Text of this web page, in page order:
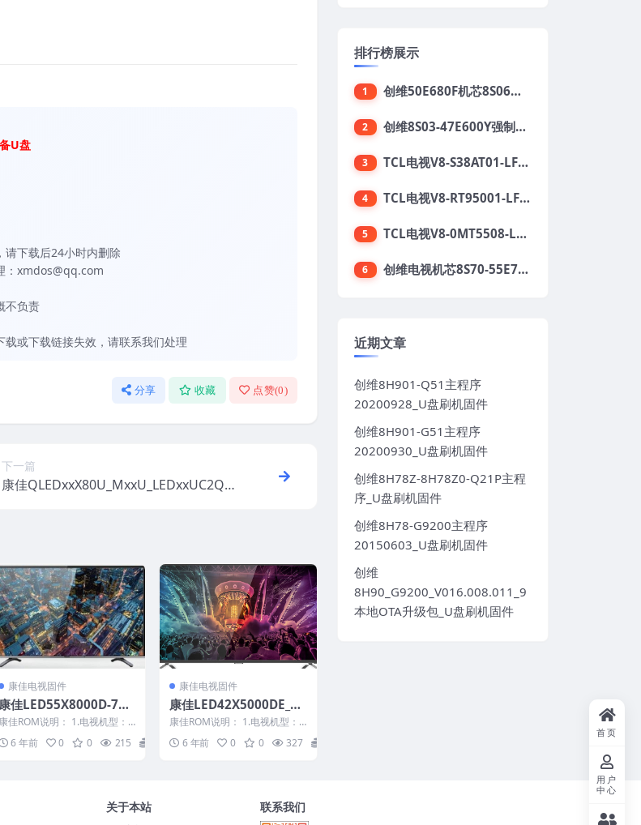
U盘
请下载后24小时内删除
：xmdos@qq.com
不负责
或下载链接失效，请联系我们处理
分享 收藏 点赞(0)
下一篇
康佳QLEDxxX80U_MxxU_LEDxxUC2Q_L
康佳电视固件
康佳LED55X8000D-710
01697(LTA550HQ16)-9
9009093-V1.1.17原厂系
刷机电视固件包下载
康佳ROM说明： 1.电视机型：L
ED55X8000D 2.物料号：9900
6 年前 0 0 215
康佳电视固件
康佳LED42X5000DE_99
010101-V1.1.10_71002
060原厂系统刷机电视固
件包下载
康佳ROM说明： 1.电视机型：L
ED42X5000DE 2.物料号：990
10...6 年前 0 0 327
排行榜展示
1 创维50E680F机芯8S06强制升级刷机包
2 创维8S03-47E600Y强制升级软件刷机电视固件包
3 TCL电视V8-S38AT01-LF1V123版本强刷电视固件包下载
4 TCL电视V8-RT95001-LF1V215版本强刷电视固件包下载
5 TCL电视V8-0MT5508-LF1V362版本强刷电视固件包下载
6 创维电视机芯8S70-55E710S系列酷开5.05刷机固件
近期文章
创维8H901-Q51主程序
20200928_U盘刷机固件
创维8H901-G51主程序
20200930_U盘刷机固件
创维8H78Z-8H78Z0-Q21P主程
序_U盘刷机固件
创维8H78-G9200主程序
20150603_U盘刷机固件
创维
8H90_G9200_V016.008.011_9
本地OTA升级包_U盘刷机固件
关于本站
联系我们
首页
用户
中心